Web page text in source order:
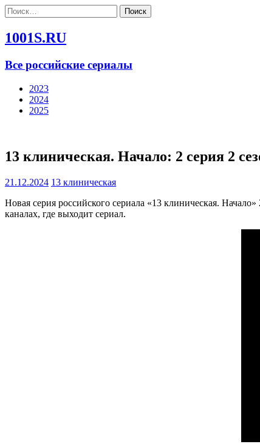
Найти:
1001S.RU
Все российские сериалы
2023
2024
2025
13 клиническая. Начало: 2 серия 2
21.12.2024 13 клиническая
Новая серия российского сериала «13 клиническая.
каналах, где выходит сериал.